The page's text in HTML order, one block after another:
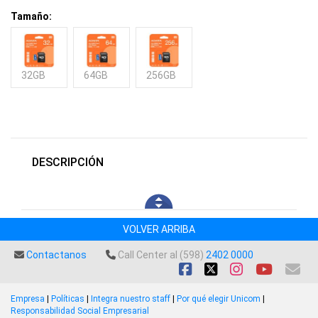
Tamaño:
32GB 64GB 256GB
DESCRIPCIÓN
VOLVER ARRIBA
Contactanos Call Center al (598) 2402 0000
Empresa | Políticas | Integra nuestro staff | Por qué elegir Unicom |
Responsabilidad Social Empresarial